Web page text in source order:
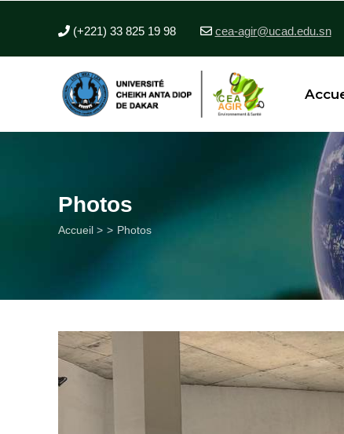
(+221) 33 825 19 98 cea-agir@ucad.edu.sn
Photos
Fil
Accueil > Photos